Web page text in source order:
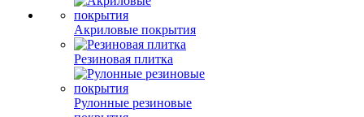
Акриловые покрытия
Резиновая плитка
Рулонные резиновые